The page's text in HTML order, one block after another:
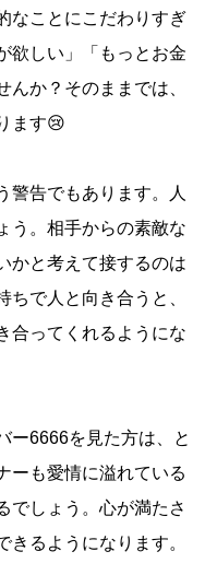
なことにこだわりすぎ
欲しい」「もっとお金
んか？そのままでは、
ます😢
警告でもあります。人
う。相手からの素敵な
かと考えて接するのは
で人と向き合うと、
合ってくれるようにな
ー6666を見た方は、と
ーも愛情に溢れている
でしょう。心が満たさ
るようになります。